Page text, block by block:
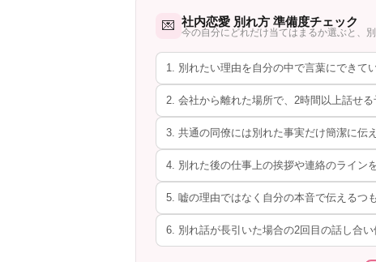
💌 社内恋愛 別れ方 準備度チェック
今の自分にどれだけ当てはまるか選ぶと、
1. 別れたい理由を自分の中で言葉にできて
2. 会社から離れた場所で、2時間以上話せ
3. 共通の同僚には別れた事実だけ簡潔に伝
4. 別れた後の仕事上の挨拶や連絡のライン
5. 嘘の理由ではなく自分の本音で伝えるつ
6. 別れ話が長引いた場合の2回目の話し合